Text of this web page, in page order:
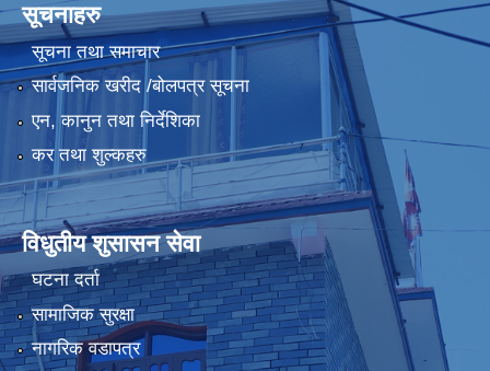
सूचनाहरु
सूचना तथा समाचार
सार्वजनिक खरीद /बोलपत्र सूचना
एन, कानुन तथा निर्देशिका
कर तथा शुल्कहरु
विधुतीय शुसासन सेवा
घटना दर्ता
सामाजिक सुरक्षा
नागरिक वडापत्र